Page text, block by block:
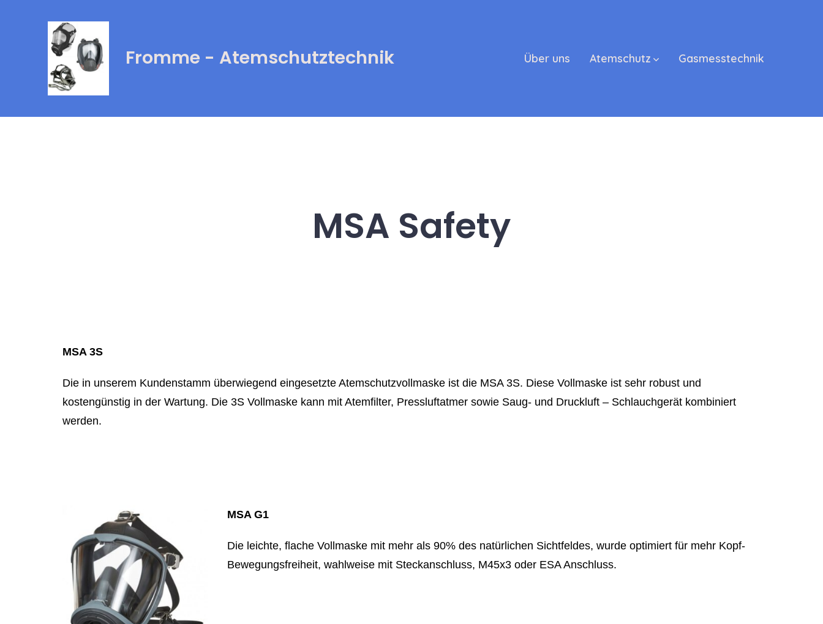
Fromme - Atemschutztechnik Über uns Atemschutz Gasmesstechnik
MSA Safety
MSA 3S
Die in unserem Kundenstamm überwiegend eingesetzte Atemschutzvollmaske ist die MSA 3S. Diese Vollmaske ist sehr robust und
kostengünstig in der Wartung. Die 3S Vollmaske kann mit Atemfilter, Pressluftatmer sowie Saug- und Druckluft – Schlauchgerät kombiniert
werden.
MSA G1
Die leichte, flache Vollmaske mit mehr als 90% des natürlichen Sichtfeldes, wurde optimiert für mehr Kopf-
Bewegungsfreiheit, wahlweise mit Steckanschluss, M45x3 oder ESA Anschluss.